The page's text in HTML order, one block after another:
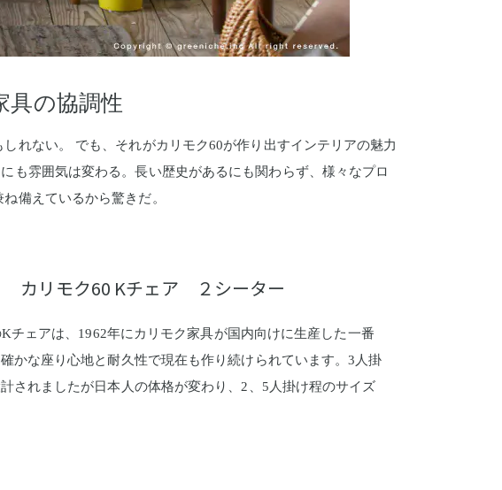
具の協調性
れない。 でも、それがカリモク60が作り出すインテリアの魅力
も雰囲気は変わる。長い歴史があるにも関わらず、様々なプロ
備えているから驚きだ。
カリモク60 Kチェア ２シーター
チェアは、1962年にカリモク家具が国内向けに生産した一番
かな座り心地と耐久性で現在も作り続けられています。3人掛
されましたが日本人の体格が変わり、2、5人掛け程のサイズ